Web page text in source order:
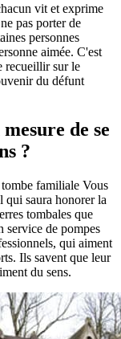
vit et exprime
pas porter de
personnes
aimée. C'est
recueillir sur le
du défunt
de se
?
familiale Vous
qui saura honorer la
tombales que
service de pompes
qui aiment
Ils savent que leur
du sens.